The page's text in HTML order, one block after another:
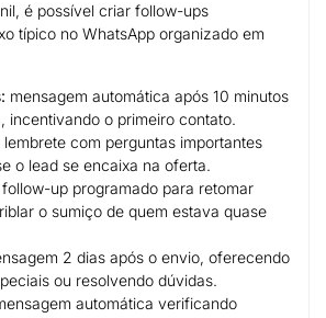
é possível criar follow-ups
típico no WhatsApp organizado em
mensagem automática após 10 minutos
incentivando o primeiro contato.
lembrete com perguntas importantes
o lead se encaixa na oferta.
follow-up programado para retomar
o sumiço de quem estava quase
2 dias após o envio, oferecendo
ou resolvendo dúvidas.
automática verificando